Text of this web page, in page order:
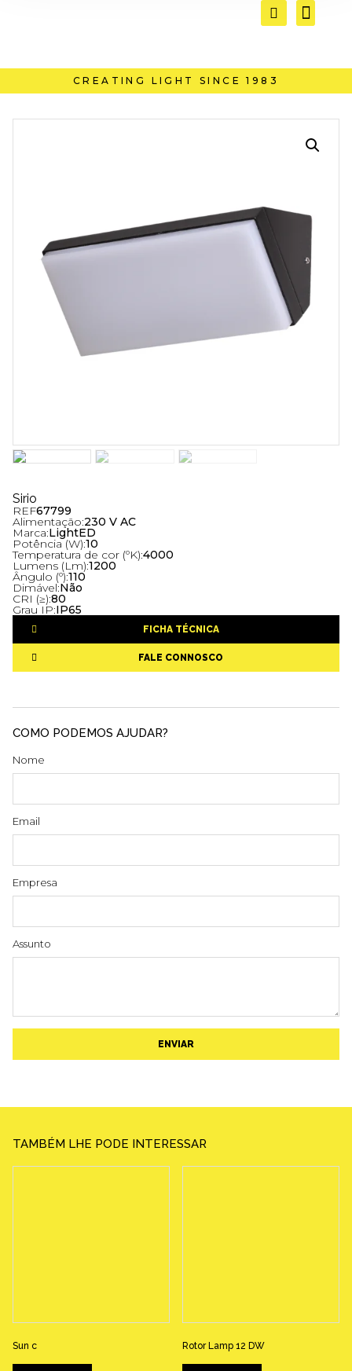
CREATING LIGHT SINCE 1983
Sirio
REF67799
Alimentação:230 V AC
Marca:LightED
Potência (W):10
Temperatura de cor (ºK):4000
Lumens (Lm):1200
Ângulo (º):110
Dimável:Não
CRI (≥):80
Grau IP:IP65
FICHA TÉCNICA
FALE CONNOSCO
COMO PODEMOS AJUDAR?
Nome
Email
Empresa
Assunto
ENVIAR
TAMBÉM LHE PODE INTERESSAR
Sun c Rotor Lamp 12 DW